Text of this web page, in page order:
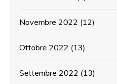
Novembre 2022 (12)
Ottobre 2022 (13)
Settembre 2022 (13)